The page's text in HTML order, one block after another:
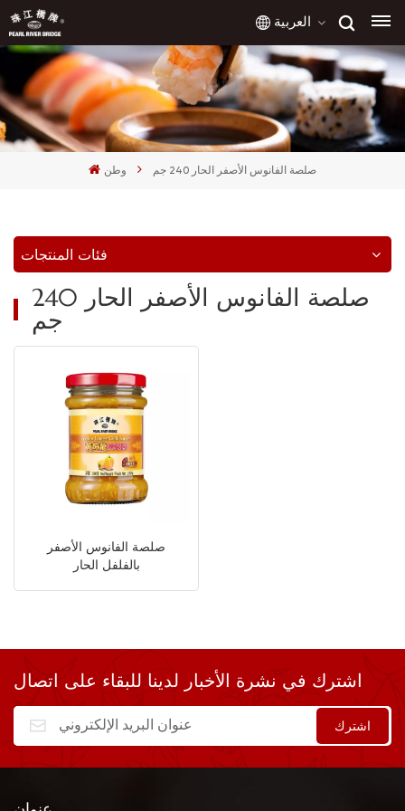
العربية
English
français
وطن صلصة الفانوس الأصفر الحار 240 جم
فئات المنتجات
صلصة الفانوس الأصفر الحار 240
جم
صلصة الفانوس الأصفر
بالفلفل الحار
اشترك في نشرة الأخبار لدينا للبقاء على اتصال